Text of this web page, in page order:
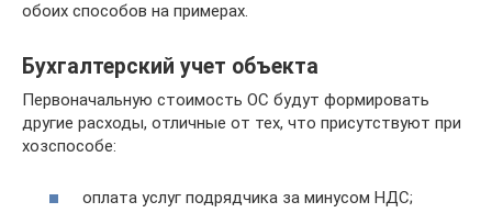
обоих способов на примерах.
Бухгалтерский учет объекта
Первоначальную стоимость ОС будут формировать
другие расходы, отличные от тех, что присутствуют при
хозспособе:
оплата услуг подрядчика за минусом НДС;